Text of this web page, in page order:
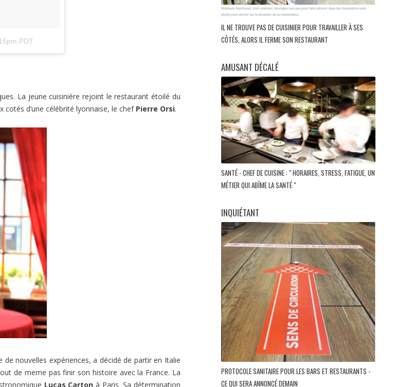
PDT
La jeune cuisinière rejoint le restaurant étoilé du
cotés d’une célébrité lyonnaise, le chef Pierre Orsi.
de nouvelles expériences, a décidé de partir en Italie
de meme pas finir son histoire avec la France. La
Lucas Carton à Paris. Sa détermination
IL NE TROUVE PAS DE CUISINIER POUR TRAVAILLER À SES
CÔTÉS, ALORS IL FERME SON RESTAURANT
AMUSANT DÉCALÉ
SANTÉ - CHEF DE CUISINE : " HORAIRES, STRESS, FATIGUE, UN
MÉTIER QUI ABÎME LA SANTÉ "
INQUIÉTANT
PROTOCOLE SANITAIRE POUR LES BARS ET RESTAURANTS -
CE QUI SERA ANNONCÉ DEMAIN